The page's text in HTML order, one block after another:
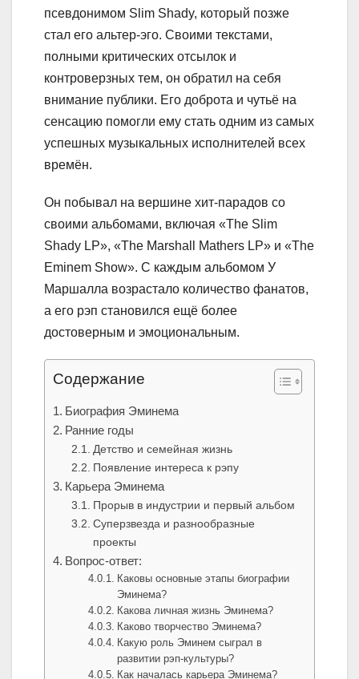
псевдонимом Slim Shady, который позже
стал его альтер-эго. Своими текстами,
полными критических отсылок и
контроверзных тем, он обратил на себя
внимание публики. Его доброта и чутьё на
сенсацию помогли ему стать одним из самых
успешных музыкальных исполнителей всех
времён.
Он побывал на вершине хит-парадов со
своими альбомами, включая «The Slim
Shady LP», «The Marshall Mathers LP» и «The
Eminem Show». С каждым альбомом У
Маршалла возрастало количество фанатов,
а его рэп становился ещё более
достоверным и эмоциональным.
Содержание
Биография Эминема
Ранние годы
Детство и семейная жизнь
Появление интереса к рэпу
Карьера Эминема
Прорыв в индустрии и первый альбом
Суперзвезда и разнообразные
проекты
Вопрос-ответ:
Каковы основные этапы биографии
Эминема?
Какова личная жизнь Эминема?
Каково творчество Эминема?
Какую роль Эминем сыграл в
развитии рэп-культуры?
Как началась карьера Эминема?